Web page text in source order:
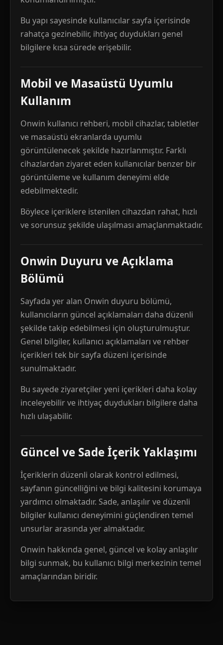
Bu yapı sayesinde kullanıcılar sayfa içerisinde
rahatça gezinebilir, ihtiyaç duydukları genel
bilgilere kısa sürede erişebilir.
Mobil ve Masaüstü Uyumlu
Kullanım
Onwin kullanıcı rehberi, mobil cihazlar, tabletler
ve masaüstü ekranlarda uyumlu
görüntülenecek şekilde hazırlanmıştır. Farklı
cihazlardan ziyaret eden kullanıcılar benzer bir
görüntüleme ve kullanım deneyimi elde
edebilmektedir.
Böylece içeriklere istenilen cihazdan rahat, hızlı
ve sorunsuz şekilde ulaşılması amaçlanmaktadır.
Onwin Duyuru ve Açıklama
Bölümü
Sayfada yer alan Onwin duyuru bölümü,
kullanıcıların güncel açıklamaları daha düzenli
şekilde takip edebilmesi için oluşturulmuştur.
Genel bilgiler, kullanıcı açıklamaları ve rehber
içerikleri tek bir sayfa düzeni içerisinde
sunulmaktadır.
Bu sayede ziyaretçiler yeni içerikleri daha kolay
inceleyebilir ve ihtiyaç duydukları bilgilere daha
hızlı ulaşabilir.
Güncel ve Sade İçerik Yaklaşımı
İçeriklerin düzenli olarak kontrol edilmesi,
sayfanın güncelliğini ve bilgi kalitesini korumaya
yardımcı olmaktadır. Sade, anlaşılır ve düzenli
bilgiler kullanıcı deneyimini güçlendiren temel
unsurlar arasında yer almaktadır.
Onwin hakkında genel, güncel ve kolay anlaşılır
bilgi sunmak, bu kullanıcı bilgi merkezinin temel
amaçlarından biridir.